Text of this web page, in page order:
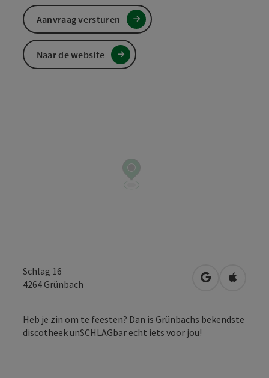
Schlag 16
4264 Grünbach Openen in
Heb je zin om te feesten? Dan is Grünbachs bekendste
discotheek unSCHLAGbar echt iets voor jou!
Aanvraag versturen
Naar de website